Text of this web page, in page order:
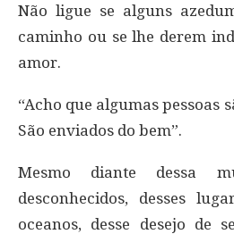
Não ligue se alguns
caminho ou se lhe derem
amor.
“Acho que algumas pessoas
São enviados do bem”.
Mesmo diante dessa
desconhecidos, desses
oceanos, desse desejo de